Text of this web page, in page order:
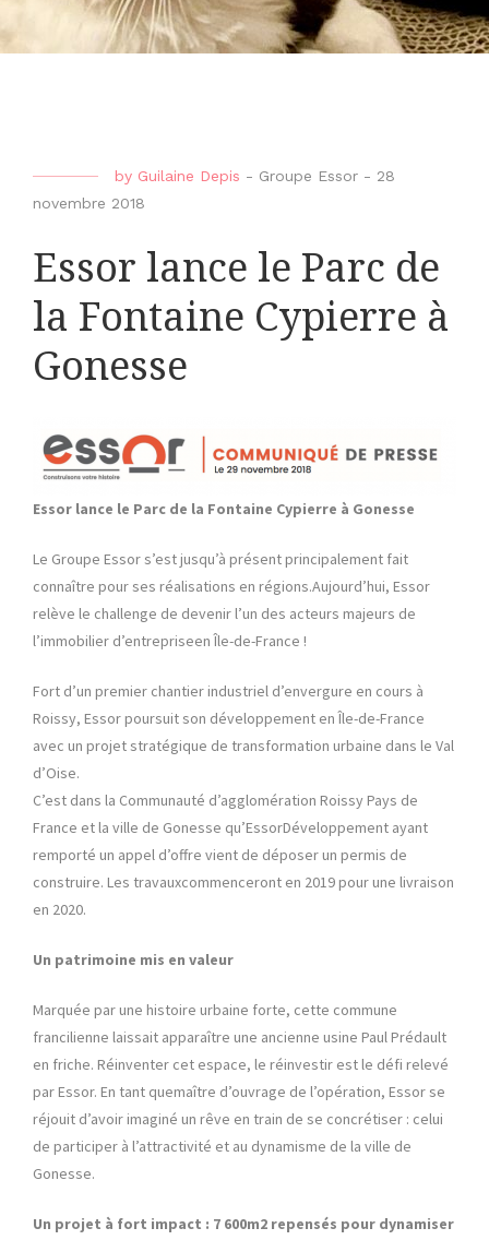
by Guilaine Depis - Groupe Essor - 28
novembre 2018
Essor lance le Parc de
la Fontaine Cypierre à
Gonesse
Essor lance le Parc de la Fontaine Cypierre à Gonesse
Le Groupe Essor s’est jusqu’à présent principalement fait
connaître pour ses réalisations en régions.Aujourd’hui, Essor
relève le challenge de devenir l’un des acteurs majeurs de
l’immobilier d’entrepriseen Île-de-France !
Fort d’un premier chantier industriel d’envergure en cours à
Roissy, Essor poursuit son développement en Île-de-France
avec un projet stratégique de transformation urbaine dans le Val
d’Oise.
C’est dans la Communauté d’agglomération Roissy Pays de
France et la ville de Gonesse qu’EssorDéveloppement ayant
remporté un appel d’offre vient de déposer un permis de
construire. Les travauxcommenceront en 2019 pour une livraison
en 2020.
Un patrimoine mis en valeur
Marquée par une histoire urbaine forte, cette commune
francilienne laissait apparaître une ancienne usine Paul Prédault
en friche. Réinventer cet espace, le réinvestir est le défi relevé
par Essor. En tant quemaître d’ouvrage de l’opération, Essor se
réjouit d’avoir imaginé un rêve en train de se concrétiser : celui
de participer à l’attractivité et au dynamisme de la ville de
Gonesse.
Un projet à fort impact : 7 600m2 repensés pour dynamiser